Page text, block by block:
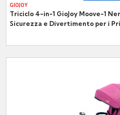
GIOJOY
Triciclo 4-in-1 GioJoy Moove-1
Sicurezza e Divertimento per i